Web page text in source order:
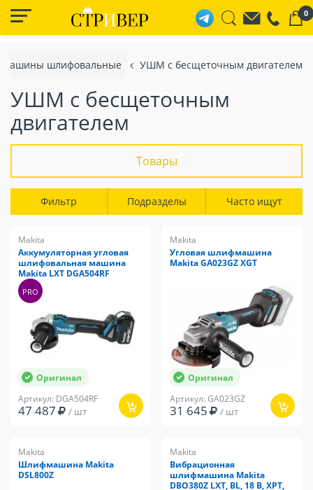
0
Машины шлифовальные УШМ с бесщеточным двигателем
УШМ с бесщеточным
двигателем
Товары
Фильтр Подразделы Часто ищут
Makita
Аккумуляторная угловая
шлифовальная машина
Makita LXT DGA504RF
PRO
Оригинал
Артикул: DGA504RF
47 487 / шт
Makita
Угловая шлифмашина
Makita GA023GZ XGT
Оригинал
Артикул: GA023GZ
31 645 / шт
Makita
Шлифмашина Makita
DSL800Z
Makita
Вибрационная
шлифмашина Makita
DBO380Z LXT, BL, 18 В, XPT,